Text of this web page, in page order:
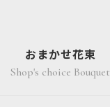
おまかせ花束
Shop's choice Bouquet